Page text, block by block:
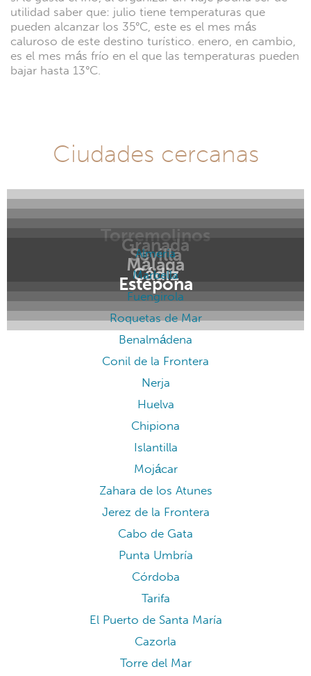
utilidad saber que: julio tiene temperaturas que
pueden alcanzar los 35°C, este es el mes más
caluroso de este destino turístico. enero, en cambio,
es el mes más frío en el que las temperaturas pueden
bajar hasta 13°C.
Ciudades cercanas
Torremolinos
Granada
Sevilla
Málaga
Cádiz
Estepona
Almería
Marbella
Fuengirola
Roquetas de Mar
Benalmádena
Conil de la Frontera
Nerja
Huelva
Chipiona
Islantilla
Mojácar
Zahara de los Atunes
Jerez de la Frontera
Cabo de Gata
Punta Umbría
Córdoba
Tarifa
El Puerto de Santa María
Cazorla
Torre del Mar